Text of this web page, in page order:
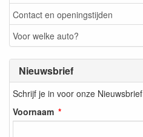
Contact en openingstijden
Voor welke auto?
Nieuwsbrief
Schrijf je in voor onze Nieuwsbrief
Voornaam